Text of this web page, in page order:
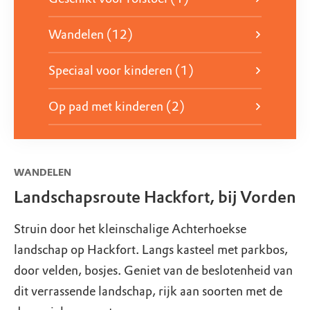
Wandelen (12)
Speciaal voor kinderen (1)
Op pad met kinderen (2)
WANDELEN
Landschapsroute Hackfort, bij Vorden
Struin door het kleinschalige Achterhoekse
landschap op Hackfort. Langs kasteel met parkbos,
door velden, bosjes. Geniet van de beslotenheid van
dit verrassende landschap, rijk aan soorten met de